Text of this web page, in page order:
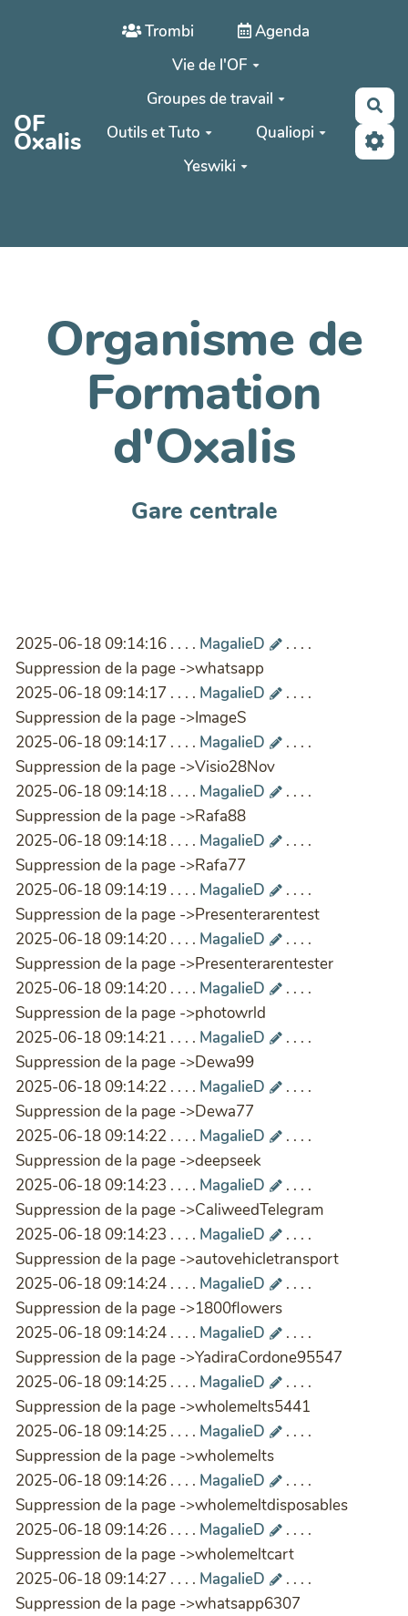
Aller au contenu principal
OF
Oxalis
Trombi
Agenda
Vie de l'OF
Groupes de travail
Outils et Tuto
Qualiopi
Yeswiki
Organisme de
Formation
d'Oxalis
Gare centrale
2025-06-18 09:14:16 . . . . MagalieD
. . . .
Suppression de la page ->whatsapp
2025-06-18 09:14:17 . . . . MagalieD
. . . .
Suppression de la page ->ImageS
2025-06-18 09:14:17 . . . . MagalieD
. . . .
Suppression de la page ->Visio28Nov
2025-06-18 09:14:18 . . . . MagalieD
. . . .
Suppression de la page ->Rafa88
2025-06-18 09:14:18 . . . . MagalieD
. . . .
Suppression de la page ->Rafa77
2025-06-18 09:14:19 . . . . MagalieD
. . . .
Suppression de la page ->Presenterarentest
2025-06-18 09:14:20 . . . . MagalieD
. . . .
Suppression de la page ->Presenterarentester
2025-06-18 09:14:20 . . . . MagalieD
. . . .
Suppression de la page ->photowrld
2025-06-18 09:14:21 . . . . MagalieD
. . . .
Suppression de la page ->Dewa99
2025-06-18 09:14:22 . . . . MagalieD
. . . .
Suppression de la page ->Dewa77
2025-06-18 09:14:22 . . . . MagalieD
. . . .
Suppression de la page ->deepseek
2025-06-18 09:14:23 . . . . MagalieD
. . . .
Suppression de la page ->CaliweedTelegram
2025-06-18 09:14:23 . . . . MagalieD
. . . .
Suppression de la page ->autovehicletransport
2025-06-18 09:14:24 . . . . MagalieD
. . . .
Suppression de la page ->1800flowers
2025-06-18 09:14:24 . . . . MagalieD
. . . .
Suppression de la page ->YadiraCordone95547
2025-06-18 09:14:25 . . . . MagalieD
. . . .
Suppression de la page ->wholemelts5441
2025-06-18 09:14:25 . . . . MagalieD
. . . .
Suppression de la page ->wholemelts
2025-06-18 09:14:26 . . . . MagalieD
. . . .
Suppression de la page ->wholemeltdisposables
2025-06-18 09:14:26 . . . . MagalieD
. . . .
Suppression de la page ->wholemeltcart
2025-06-18 09:14:27 . . . . MagalieD
. . . .
Suppression de la page ->whatsapp6307